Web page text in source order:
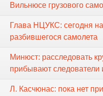
Вильнюсе грузового
Глава НЦУКС: сегодня
разбившегося самолета
Минюст: расследовать
прибывают следователи
Л. Касчюнас: пока нет